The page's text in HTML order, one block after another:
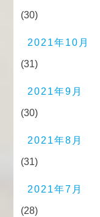
(30)
2021年10月
(31)
2021年9月
(30)
2021年8月
(31)
2021年7月
(28)